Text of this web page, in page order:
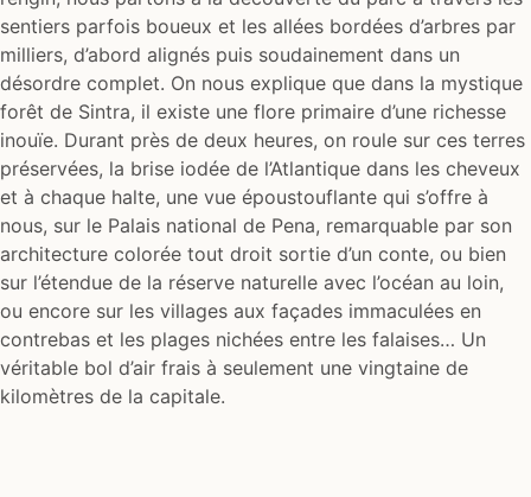
sentiers parfois boueux et les allées bordées d’arbres par
milliers, d’abord alignés puis soudainement dans un
désordre complet. On nous explique que dans la mystique
forêt de Sintra, il existe une flore primaire d’une richesse
inouïe. Durant près de deux heures, on roule sur ces terres
préservées, la brise iodée de l’Atlantique dans les cheveux
et à chaque halte, une vue époustouflante qui s’offre à
nous, sur le Palais national de Pena, remarquable par son
architecture colorée tout droit sortie d’un conte, ou bien
sur l’étendue de la réserve naturelle avec l’océan au loin,
ou encore sur les villages aux façades immaculées en
contrebas et les plages nichées entre les falaises… Un
véritable bol d’air frais à seulement une vingtaine de
kilomètres de la capitale.